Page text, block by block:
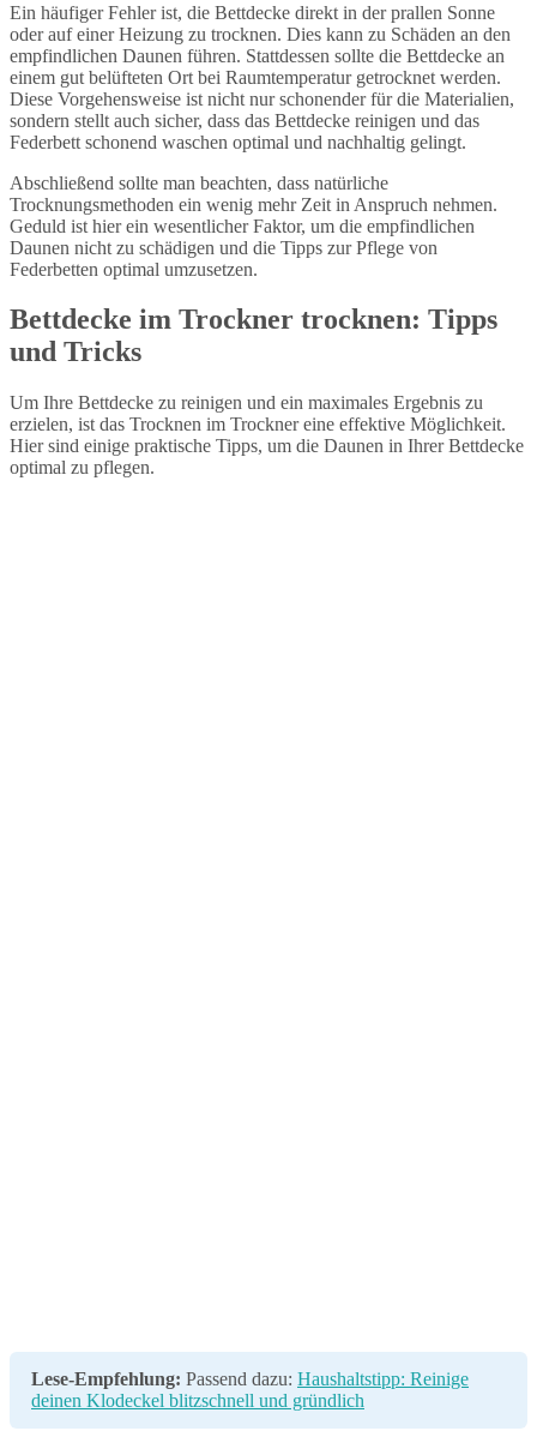
Ein häufiger Fehler ist, die Bettdecke direkt in der prallen Sonne
oder auf einer Heizung zu trocknen. Dies kann zu Schäden an den
empfindlichen Daunen führen. Stattdessen sollte die Bettdecke an
einem gut belüfteten Ort bei Raumtemperatur getrocknet werden.
Diese Vorgehensweise ist nicht nur schonender für die Materialien,
sondern stellt auch sicher, dass das Bettdecke reinigen und das
Federbett schonend waschen optimal und nachhaltig gelingt.
Abschließend sollte man beachten, dass natürliche
Trocknungsmethoden ein wenig mehr Zeit in Anspruch nehmen.
Geduld ist hier ein wesentlicher Faktor, um die empfindlichen
Daunen nicht zu schädigen und die Tipps zur Pflege von
Federbetten optimal umzusetzen.
Bettdecke im Trockner trocknen: Tipps
und Tricks
Um Ihre Bettdecke zu reinigen und ein maximales Ergebnis zu
erzielen, ist das Trocknen im Trockner eine effektive Möglichkeit.
Hier sind einige praktische Tipps, um die Daunen in Ihrer Bettdecke
optimal zu pflegen.
Lese-Empfehlung: Passend dazu: Haushaltstipp: Reinige
deinen Klodeckel blitzschnell und gründlich